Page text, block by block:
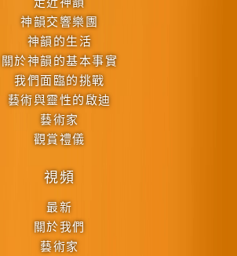
神韻交響樂團
神韻的生活
關於神韻的基本事實
我們面臨的挑戰
藝術與靈性的啟迪
藝術家
觀賞禮儀
視頻
最新
關於我們
藝術家